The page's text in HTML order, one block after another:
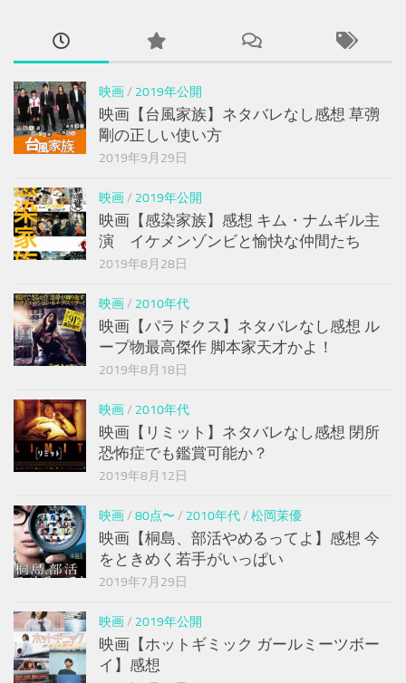
映画/ 2019年公開
映画【台風家族】ネタバレなし感想 草彅
剛の正しい使い方
2019年9月29日
映画/ 2019年公開
映画【感染家族】感想 キム・ナムギル主
演 イケメンゾンビと愉快な仲間たち
2019年8月28日
映画/ 2010年代
映画【パラドクス】ネタバレなし感想 ル
ープ物最高傑作 脚本家天才かよ！
2019年8月18日
映画/ 2010年代
映画【リミット】ネタバレなし感想 閉所
恐怖症でも鑑賞可能か？
2019年8月12日
映画/ 80点〜 / 2010年代/ 松岡茉優
映画【桐島、部活やめるってよ】感想 今
をときめく若手がいっぱい
2019年7月29日
映画/ 2019年公開
映画【ホットギミック ガールミーツボー
イ】感想